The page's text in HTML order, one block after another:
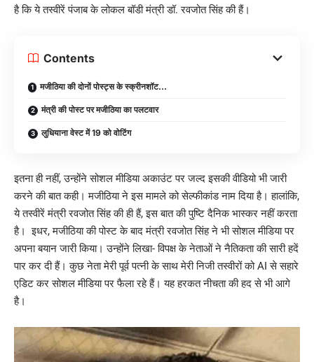
है कि ये तस्वीरें पंजाब के लोकल बॉडी मंत्री डॉ. रवजोत सिंह की हैं।
Contents
मजीठिया की दोनों पोस्ट्स के स्क्रीनशॉट…
मंत्री की पोस्ट पर मजीठिया का पलटवार
लुधियाना वेस्ट में 19 को वोटिंग
इतना ही नहीं, उन्होंने सोशल मीडिया अकाउंट पर जल्द इसकी वीडियो भी जारी
करने की बात कही। मजीठिया ने इस मामले को सेल्फीकांड नाम दिया है। हालांकि,
ये तस्वीरें मंत्री रवजोत सिंह की ही हैं, इस बात की पुष्टि दैनिक भास्कर नहीं करता
है।इधर, मजीठिया की पोस्ट के बाद मंत्री रवजोत सिंह ने भी सोशल मीडिया पर
अपना बयान जारी किया। उन्होंने लिखा- विपक्ष केनेताओं ने नैतिकता की सारी हदें
पार कर दी हैं। कुछ नेता मेरी पूर्व पत्नी के साथ मेरी निजी तस्वीरों को AI से सहारे
एडिट कर सोशल मीडिया पर फैला रहे हैं।यह हरकत नीचता की हद से भी आगे
है।